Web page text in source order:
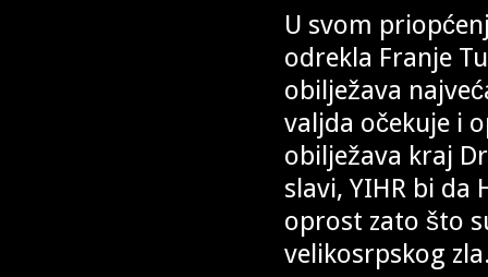
U svom
odrekla Franje
obilježava
valjda očekuje i
obilježava kraj
slavi, YIHR bi
oprost zato što
velikosrpskog